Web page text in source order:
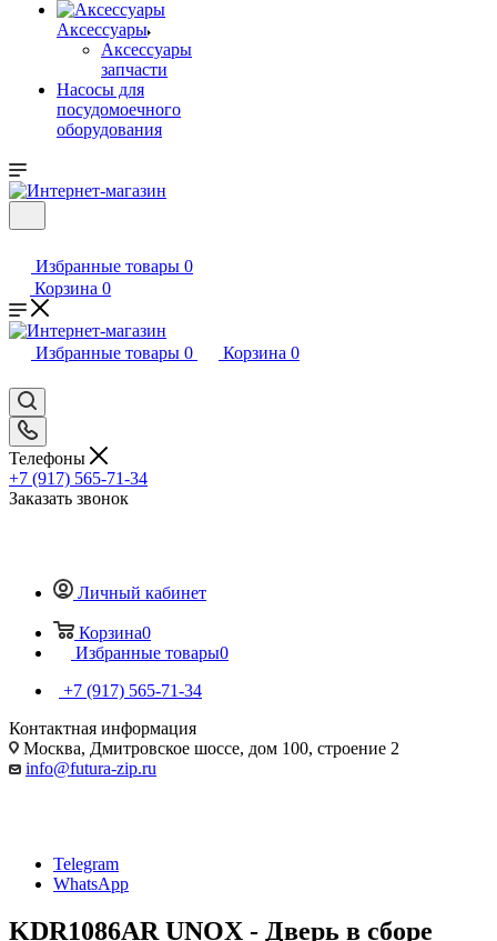
Аксессуары
Аксессуары
запчасти
Насосы для
посудомоечного
оборудования
Избранные товары 0
Корзина 0
Избранные товары 0 Корзина 0
Телефоны
+7 (917) 565-71-34
Заказать звонок
Личный кабинет
Корзина0
Избранные товары0
+7 (917) 565-71-34
Контактная информация
Москва, Дмитровское шоссе, дом 100, строение 2
info@futura-zip.ru
Telegram
WhatsApp
KDR1086AR UNOX - Дверь в сборе